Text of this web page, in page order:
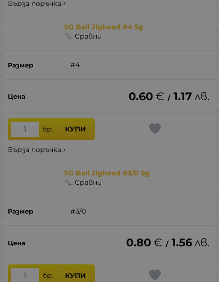
Бърза поръчка
SG Ball Jighead #4 5g
Сравни
#4
0.60€ / 1.17 лв.
бр. КУПИ
Бърза поръчка
SG Ball Jighead #3/0 5g
Сравни
#3/0
0.80€ / 1.56лв.
бр. КУПИ